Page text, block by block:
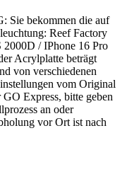
Sie bekommen die auf
Reef Factory
2000D / IPhone 16 Pro
Acrylplatte beträgt
von verschiedenen
vom Original
Express, bitte geben
an oder
vor Ort ist nach